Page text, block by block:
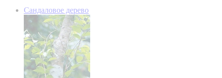
Сандаловое дерево